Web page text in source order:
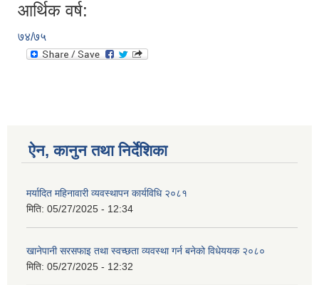
आर्थिक वर्ष:
७४/७५
ऐन, कानुन तथा निर्देशिका
मर्यादित महिनावारी व्यवस्थापन कार्यविधि २०८१
मिति: 05/27/2025 - 12:34
खानेपानी सरसफाइ तथा स्वच्छता व्यवस्था गर्न बनेको विधेययक २०८०
मिति: 05/27/2025 - 12:32